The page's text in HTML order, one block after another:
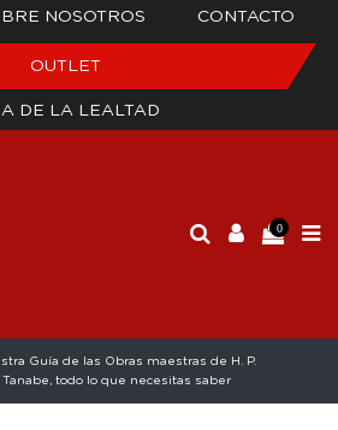
NOSOTROS CONTACTO
OUTLET
DE LA LEALTAD
0
Guía de las Obras maestras de H. P.
Tanabe, todo lo que necesitas saber